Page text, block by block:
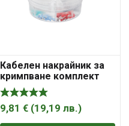
Кабелен накрайник за
кримпване комплект
0.25- 1mm2 97 99 905
Knipex
9,81 € (19,19 лв.)